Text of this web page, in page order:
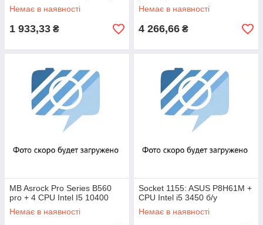
Немає в наявності
1 933,33 ₴
Немає в наявності
4 266,66 ₴
MB Asrock Pro Series B560
pro + 4 CPU Intel I5 10400
Немає в наявності
Socket 1155: ASUS P8H61M +
CPU Intel i5 3450 б/у
Немає в наявності